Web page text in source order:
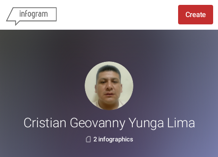
Create
Cristian Geovanny Yunga Lima
2 infographics